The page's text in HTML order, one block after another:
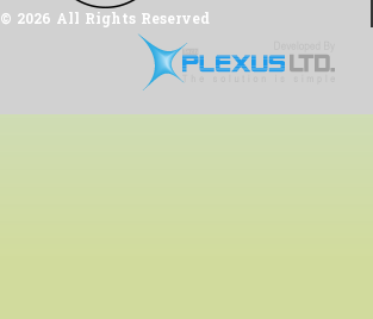
© 2026 All Rights Reserved